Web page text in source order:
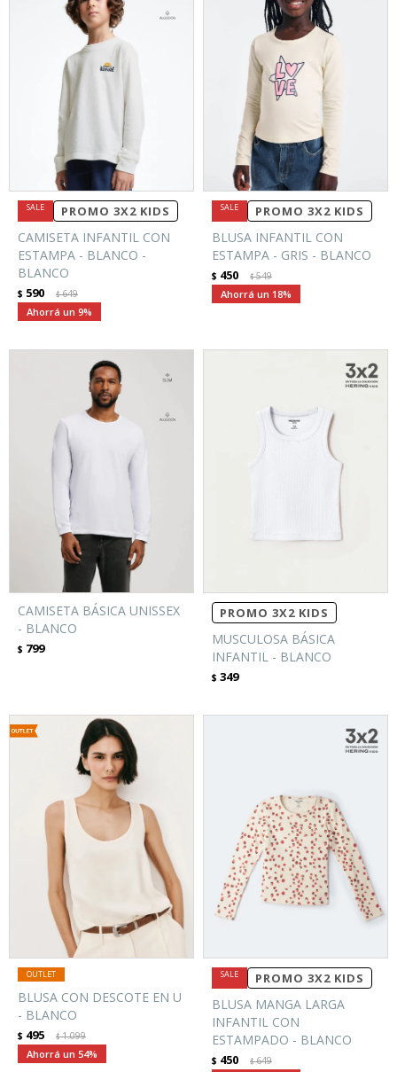
PROMO 3X2 KIDS
CAMISETA INFANTIL CON
ESTAMPA - BLANCO -
BLANCO
$ 590 $649
9
PROMO 3X2 KIDS
BLUSA INFANTIL CON
ESTAMPA - GRIS - BLANCO
$ 450 $549
18
CAMISETA BÁSICA UNISSEX
- BLANCO
$ 799
PROMO 3X2 KIDS
MUSCULOSA BÁSICA
INFANTIL - BLANCO
$ 349
BLUSA CON DESCOTE EN U
- BLANCO
$ 495 $1.099
54
PROMO 3X2 KIDS
BLUSA MANGA LARGA
INFANTIL CON
ESTAMPADO - BLANCO
$ 450 $649